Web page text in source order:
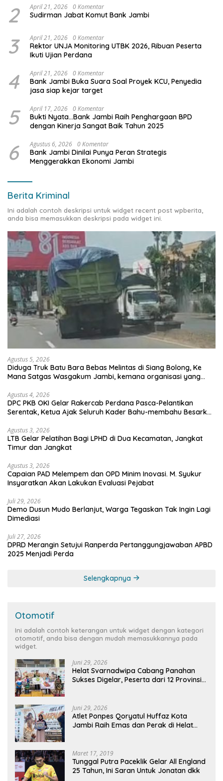
2 April 21, 2026 0 Komentar
Sudirman Jabat Komut Bank Jambi
3 April 21, 2026 0 Komentar
Rektor UNJA Monitoring UTBK 2026, Ribuan Peserta
Ikuti Ujian Perdana
4 April 21, 2026 0 Komentar
Bank Jambi Buka Suara Soal Proyek KCU, Penyedia
jasa siap kejar target
5 April 17, 2026 0 Komentar
Bukti Nyata…Bank Jambi Raih Penghargaan BPD
dengan Kinerja Sangat Baik Tahun 2025
6 Agustus 6, 2026 0 Komentar
Bank Jambi Dinilai Punya Peran Strategis
Menggerakkan Ekonomi Jambi
Berita Kriminal
Ini adalah contoh deskripsi untuk widget recent post wpberita,
anda bisa memasukkan deskripsi pada widget ini.
Agustus 5, 2026
Diduga Truk Batu Bara Bebas Melintas di Siang Bolong, Ke
Mana Satgas Wasgakum Jambi, kemana organisasi yang
Agustus 4, 2026
DPC PKB OKI Gelar Rakercab Perdana Pasca-Pelantikan
Serentak, Ketua Ajak Seluruh Kader Bahu-membahu Besarkan
Agustus 3, 2026
LTB Gelar Pelatihan Bagi LPHD di Dua Kecamatan, Jangkat
Timur dan Jangkat
Agustus 3, 2026
Capaian PAD Melempem dan OPD Minim Inovasi. M. Syukur
Insyaratkan Akan Lakukan Evaluasi Pejabat
Juli 29, 2026
Demo Dusun Mudo Berlanjut, Warga Tegaskan Tak Ingin Lagi
Dimediasi
Juli 27, 2026
DPRD Merangin Setujui Ranperda Pertanggungjawaban APBD
2025 Menjadi Perda
Selengkapnya
Otomotif
Ini adalah contoh keterangan untuk widget dengan kategori
otomotif, anda bisa dengan mudah memasukkannya pada
widget.
Juni 29, 2026
Helat Svarnadwipa Cabang Panahan
Sukses Digelar, Peserta dari 12 Provinsi
Juni 29, 2026
Atlet Ponpes Qoryatul Huffaz Kota
Jambi Raih Emas dan Perak di Helat
Maret 17, 2019
Tunggal Putra Paceklik Gelar All England
25 Tahun, Ini Saran Untuk Jonatan dkk